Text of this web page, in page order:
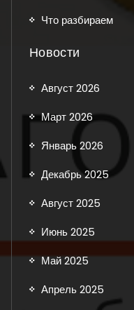
Что разбираем
Новости
Август 2026
Март 2026
Январь 2026
Декабрь 2025
Август 2025
Июнь 2025
Май 2025
Апрель 2025